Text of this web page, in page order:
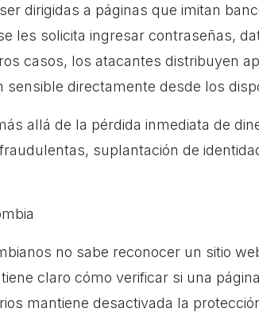
dirigidas a páginas que imitan
les solicita ingresar contraseñas,
casos, los atacantes distribuyen
sensible directamente desde los
allá de la pérdida inmediata de
suplantación de
no sabe reconocer un sitio
claro cómo verificar si una
mantiene desactivada la